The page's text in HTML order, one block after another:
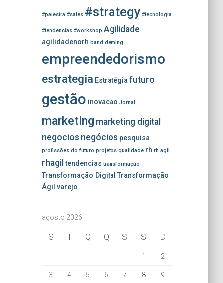
#palestra #sales #strategy #tecnologia
#tendencias #workshop Agilidade
agilidadenorh band deming
empreendedorismo
estrategia Estratégia futuro
gestão inovacao Jornal
marketing marketing digital
negocios negócios pesquisa
profissões do futuro projetos qualidade rh rh agil
rhagil tendencias transformação
Transformação Digital Transformação
Ágil varejo
agosto 2026
S T Q Q S S D
1 2
3 4 5 6 7 8 9